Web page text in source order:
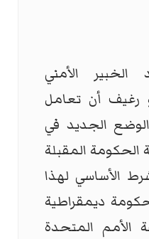
الأمني
رغيف أن تعامل
الجديد في
المقبلة
الأساسي لهذا
ديمقراطية
الأمم المتحدة